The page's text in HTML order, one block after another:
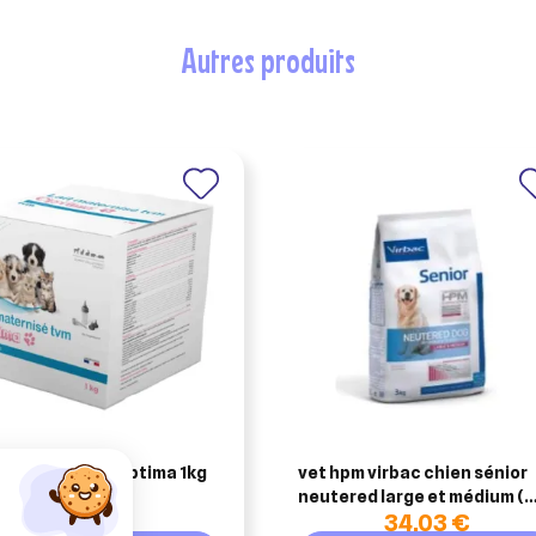
autres produits
lait maternisé optima 1kg
45,95 €
vet hpm virbac chien sénior
neutered large et médium (
croquettes )34,03 €